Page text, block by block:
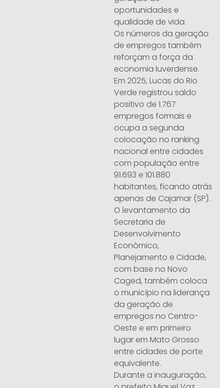
oportunidades e
qualidade de vida.
Os números da geração
de empregos também
reforçam a força da
economia luverdense.
Em 2025, Lucas do Rio
Verde registrou saldo
positivo de 1.767
empregos formais e
ocupa a segunda
colocação no ranking
nacional entre cidades
com população entre
91.693 e 101.880
habitantes, ficando atrás
apenas de Cajamar (SP).
O levantamento da
Secretaria de
Desenvolvimento
Econômico,
Planejamento e Cidade,
com base no Novo
Caged, também coloca
o município na liderança
da geração de
empregos no Centro-
Oeste e em primeiro
lugar em Mato Grosso
entre cidades de porte
equivalente.
Durante a inauguração,